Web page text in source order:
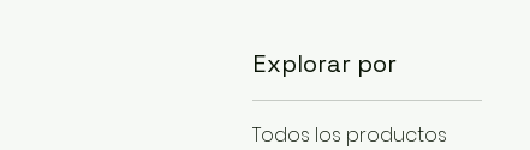
Explorar por
Todos los productos